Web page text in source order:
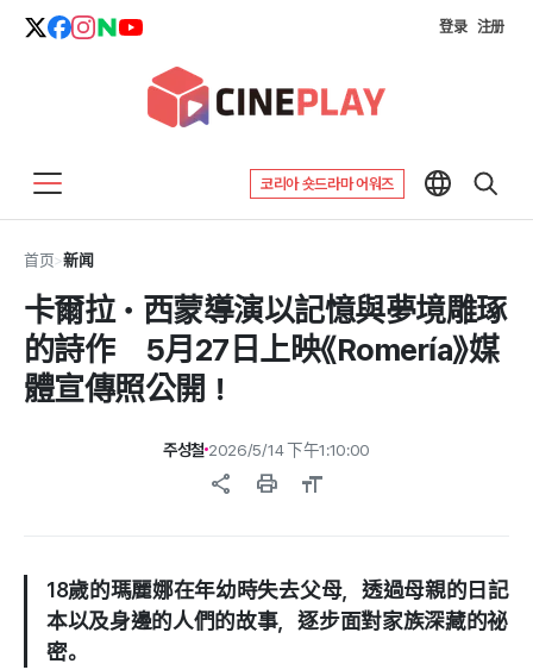
登录 注册
코리아 숏드라마 어워즈
首页>新闻
卡爾拉・西蒙導演以記憶與夢境雕琢
的詩作 5月27日上映《Romería》媒
體宣傳照公開！
주성철 2026/5/14 下午1:10:00
share print format_size
18歲的瑪麗娜在年幼時失去父母，透過母親的日記
本以及身邊的人們的故事，逐步面對家族深藏的祕
密。